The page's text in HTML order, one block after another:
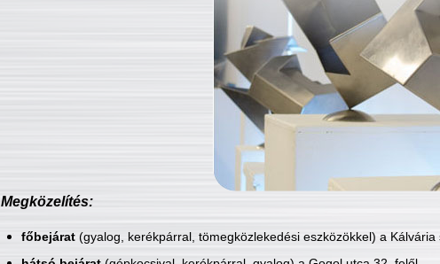
Megközelítés:
főbejárat(gyalog, kerékpárral, tömegközlekedési eszközökkel) a Kálvária